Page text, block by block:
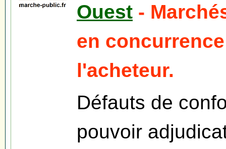
Ouest -
en
l'acheteur.
Défauts de
pouvoir